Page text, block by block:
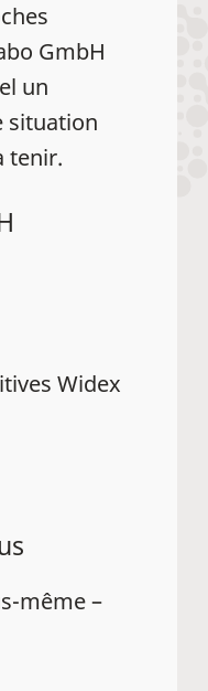
GmbH
un
situation
tenir.
Widex
même –